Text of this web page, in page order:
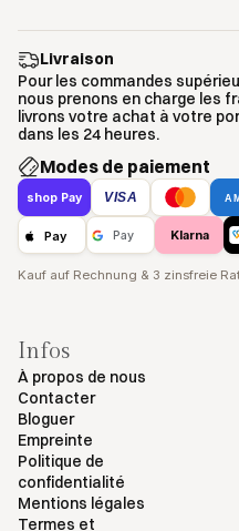
Livraison
Pour les commandes
nous prenons en charge les
livrons votre achat à votre
dans les 24 heures.
Modes de paiement
shop Pay VISA
Pay Pay Klarna
Kauf auf Rechnung & 3 zinsfreie
Infos
À propos de nous
Contacter
Bloguer
Empreinte
Politique de
confidentialité
Mentions légales
Termes et